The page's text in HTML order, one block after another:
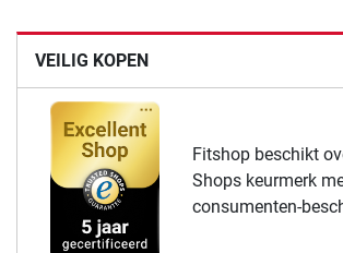
VEILIG KOPEN
Fitshop beschikt
Shops keurmerk
consumenten-